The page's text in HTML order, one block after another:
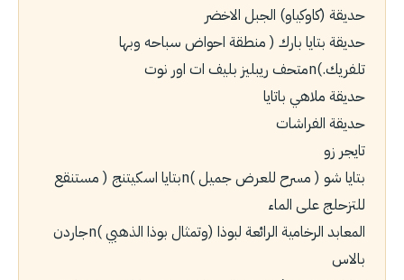
حديقة (كاوكياو) الجبل الاخضر
حديقة بتايا بارك ( منطقة احواض سباحه وبها
تلفريك.)nمتحف ريبليز بليف ات اور نوت
حديقة ملاهي باتايا
حديقة الفراشات
تايجر زو
بتايا شو ( مسرح للعرض جميل )nبتايا اسكيتنج ( مستنقع
للتزحلج على الماء
المعابد الرخامية الرائعة لبوذا (وتمثال بوذا الذهبي )nجاردن
بالاس